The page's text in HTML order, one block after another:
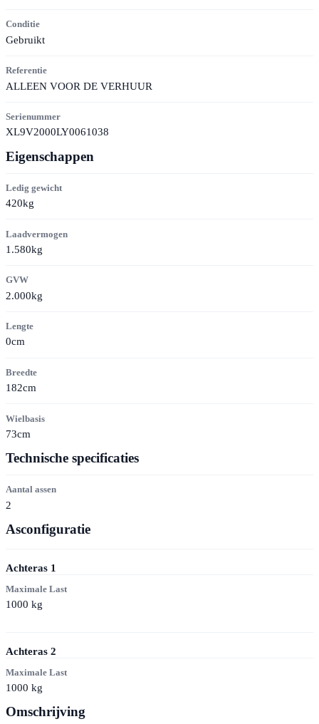
Conditie
Gebruikt
Referentie
ALLEEN VOOR DE VERHUUR
Serienummer
XL9V2000LY0061038
Eigenschappen
Ledig gewicht
420kg
Laadvermogen
1.580kg
GVW
2.000kg
Lengte
0cm
Breedte
182cm
Wielbasis
73cm
Technische specificaties
Aantal assen
2
Asconfiguratie
Achteras 1
Maximale Last
1000 kg
Achteras 2
Maximale Last
1000 kg
Omschrijving